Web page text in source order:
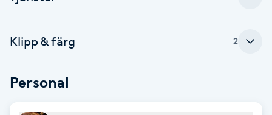
Celluliter
Coachning
Klipp & färg 2
Personal